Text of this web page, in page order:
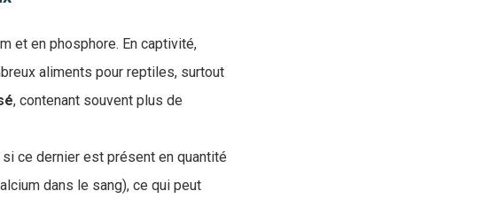
et en phosphore. En captivité,
aliments pour reptiles, surtout
, contenant souvent plus de
ce dernier est présent en quantité
dans le sang), ce qui peut